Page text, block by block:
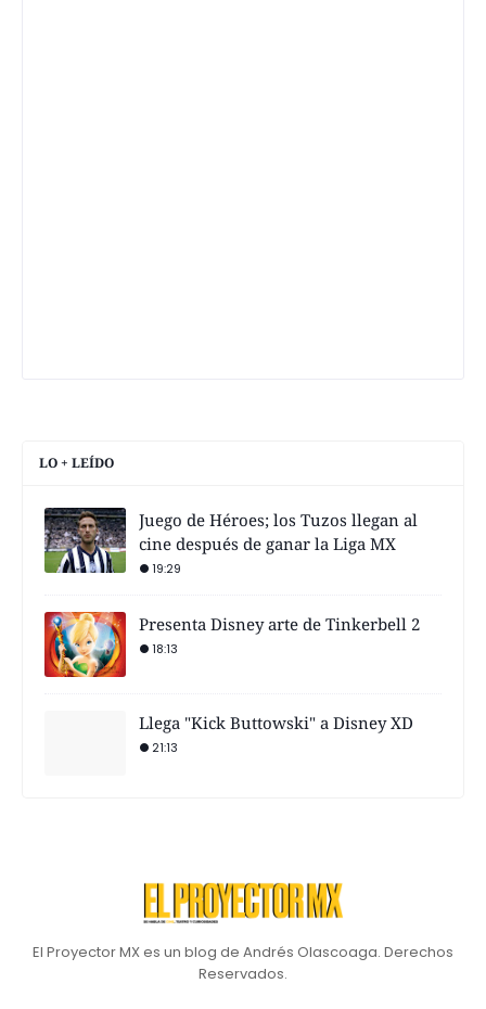
LO + LEÍDO
Juego de Héroes; los Tuzos llegan al
cine después de ganar la Liga MX
19:29
Presenta Disney arte de Tinkerbell 2
18:13
Llega "Kick Buttowski" a Disney XD
21:13
El Proyector MX es un blog de Andrés Olascoaga. Derechos
Reservados.